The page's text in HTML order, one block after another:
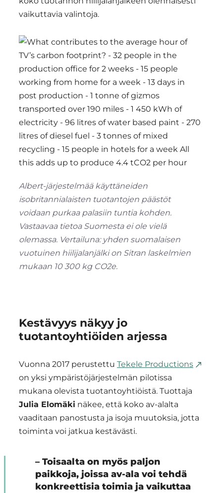
vaikuttavia valintoja.
Albert-järjestelmää käyttäneiden
isobritannialaisten tuotantojen päästöt
voidaan purkaa palasiin tuntia kohden.
Vastaavaa tietoa Suomesta ei ole vielä
olemassa. Vertailuna: yhden suomalaisen
vuotuinen hiilijalanjälki on Sitran laskelmien
mukaan 10 300 kg CO2e.
Kestävyys näkyy jo
tuotantoyhtiöiden arjessa
Vuonna 2017 perustettu Tekele Productions
on yksi ympäristöjärjestelmän pilotissa
mukana olevista tuotantoyhtiöistä. Tuottaja
Julia Elomäki näkee, että koko av-alalta
vaaditaan panostusta ja isoja muutoksia, jotta
toiminta voi jatkua kestävästi.
– Toisaalta on myös paljon
paikkoja, joissa av-ala voi tehdä
konkreettisia toimia ja vaikuttaa